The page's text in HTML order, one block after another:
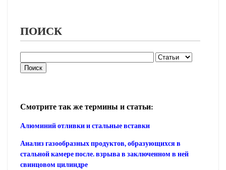
ПОИСК
Смотрите так же термины и статьи:
Алюминий отливки и стальные вставки
Анализ газообразных продуктов, образующихся в
стальной камере после. взрыва в заключенном в ней
свинцовом цилиндре